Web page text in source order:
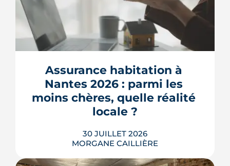
L'ancienne caserne Mellinet devient un
quartier habité de treize hectares et
demi. Livraisons de logements, friche
où en est le chantier, hameau par
hameau.
LIRE L'ARTICLE
Assurance habitation à
Nantes 2026 : parmi les
moins chères, quelle réalité
locale ?
30 JUILLET 2026
MORGANE CAILLIÈRE